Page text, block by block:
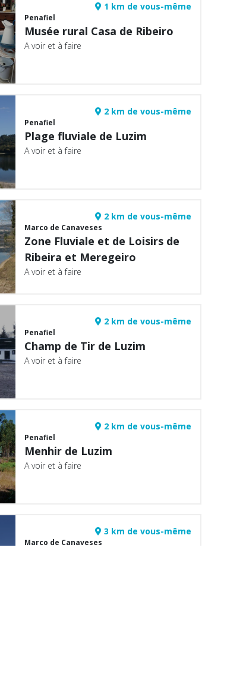
1 km de vous-même
Penafiel
Musée rural Casa de Ribeiro
A voir et à faire
2 km de vous-même
Penafiel
Plage fluviale de Luzim
A voir et à faire
2 km de vous-même
Marco de Canaveses
Zone Fluviale et de Loisirs de
Ribeira et Meregeiro
A voir et à faire
2 km de vous-même
Penafiel
Champ de Tir de Luzim
A voir et à faire
2 km de vous-même
Penafiel
Menhir de Luzim
A voir et à faire
3 km de vous-même
Marco de Canaveses